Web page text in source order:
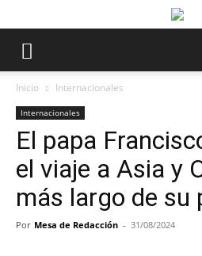
Inicio Internacionales
Internacionales
El papa
el viaje a Asia y
más largo de su
Por Mesa de Redacción - 31/08/2024